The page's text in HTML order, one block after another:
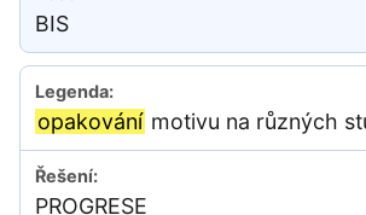
BIS
opakování motivu na různých
PROGRESE